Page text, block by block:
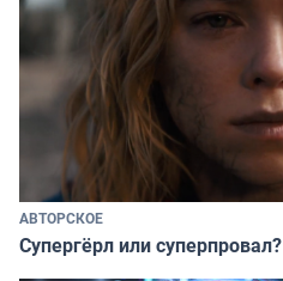
АВТОРСКОЕ
Супергёрл или суперпровал?